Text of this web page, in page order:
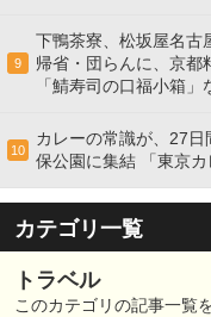
9
下鴨茶寮、松坂屋名古
帰省・団らんに、京
「鯖寿司の口福小箱」
10
カレーの常識が、27
保公園に集結 「東京
カテゴリ一覧
トラベル
このカテゴリの記事一覧